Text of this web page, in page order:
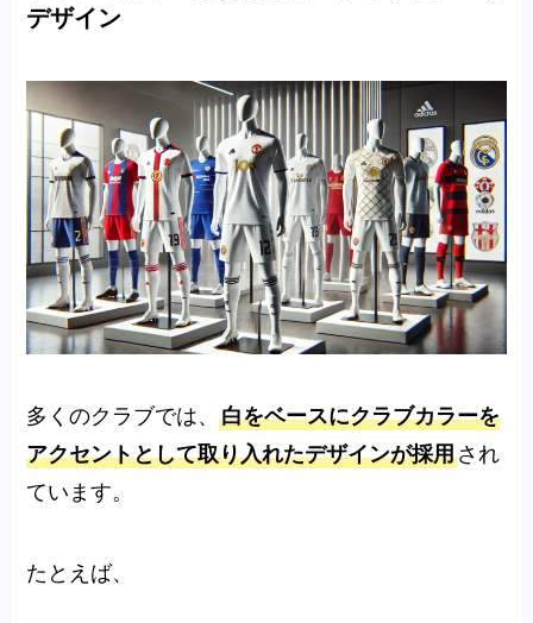
デザイン
多くのクラブでは、白をベースにクラブカラーを
アクセントとして取り入れたデザインが採用され
ています。
たとえば、